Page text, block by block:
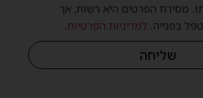
מסירת הפרטים היא רשות, אך
בפנייה. למדיניות הפרטיות
שליחה